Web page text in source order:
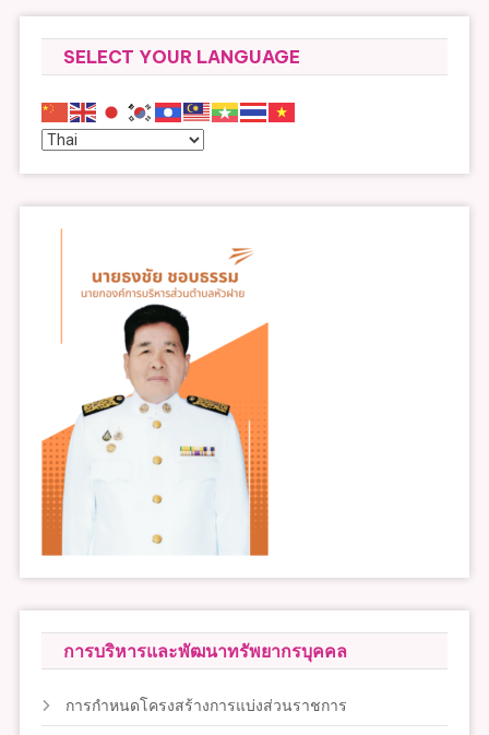
SELECT YOUR LANGUAGE
การบริหารและพัฒนาทรัพยากรบุคคล
การกำหนดโครงสร้างการแบ่งส่วนราชการ